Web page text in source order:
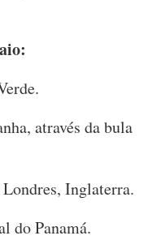
através da bula
Inglaterra.
do Panamá.